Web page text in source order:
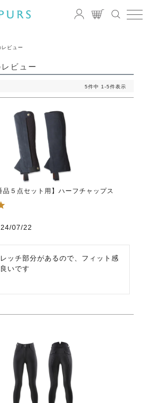
ビュー
ビュー
5件中 1-5件表示
品５点セット用】ハーフチャップス
07/22
ッチ部分があるので、フィット感
いです